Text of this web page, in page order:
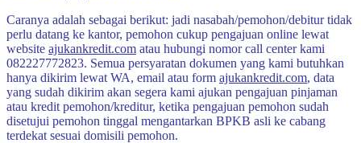
Caranya adalah sebagai berikut: jadi nasabah/pemohon/debitur tidak
perlu datang ke kantor, pemohon cukup pengajuan online lewat
website ajukankredit.com atau hubungi nomor call center kami
082227772823. Semua persyaratan dokumen yang kami butuhkan
hanya dikirim lewat WA, email atau form ajukankredit.com, data
yang sudah dikirim akan segera kami ajukan pengajuan pinjaman
atau kredit pemohon/kreditur, ketika pengajuan pemohon sudah
disetujui pemohon tinggal mengantarkan BPKB asli ke cabang
terdekat sesuai domisili pemohon.